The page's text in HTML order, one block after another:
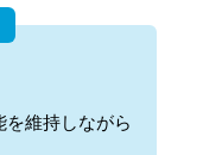
維持しながら